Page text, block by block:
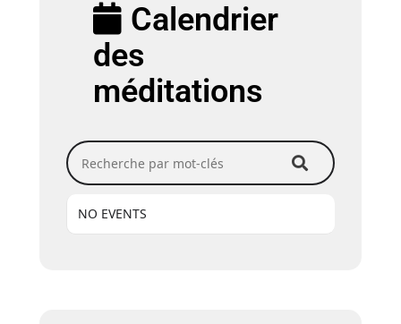
Calendrier
des
méditations
Recherche par mot-clés
NO EVENTS